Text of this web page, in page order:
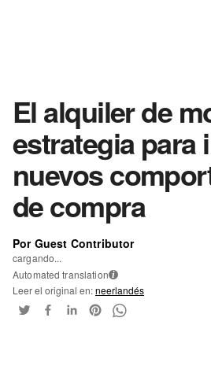
El alquiler de
estrategia para
nuevos
de compra
Por Guest Contributor
cargando...
Automated translation i
Leer el original en:neerlandés